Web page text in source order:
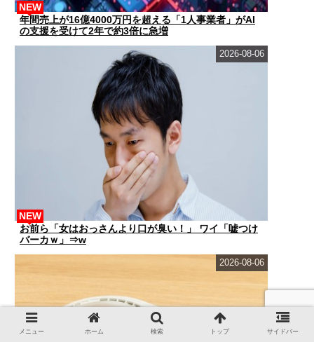
年間売上が16億4000万円を超える「1人事業者」がAI
の支援を受けて2年で約3倍に急増
NEW
お前ら「女はおっさんより口が臭い！」 ワイ「嘘つけ
バーカｗ」⇒w
NEW
2026-08-06
2026-08-06
メニュー ホーム 検索 トップ サイドバー